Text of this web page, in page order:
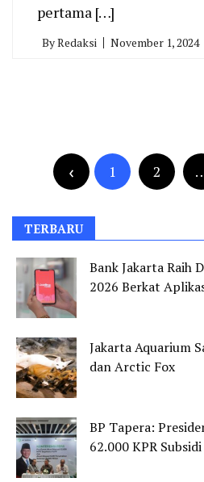
pertama […]
ByRedaksi November 1, 2024
1 2
TERBARU
Bank Jakarta Raih
2026 Berkat
Jakarta Aquarium
dan Arctic Fox
BP Tapera:
62.000 KPR Subsidi